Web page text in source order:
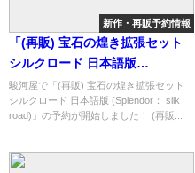
新作・再販予約情報
「(再販) 宝石の煌き拡張セット
シルクロード 日本語版
(Splendor： silk road)」の概略
と予約購入可能なショップ紹
介！
駿河屋で「(再販) 宝石の煌き拡張セット
シルクロード 日本語版 (Splendor： silk
road)」の予約が開始しました！ (再販...